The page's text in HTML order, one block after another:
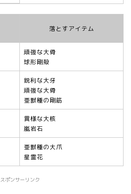
落とすアイテム
頑強な大骨
球形剛殻
鋭利な大牙
頑強な大骨
亜獣種の剛筋
異様な大核
嵐岩石
亜獣種の大爪
星霊花
スポンサーリンク